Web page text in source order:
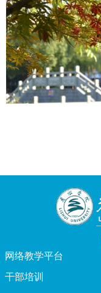
网络教学平台
干部培训